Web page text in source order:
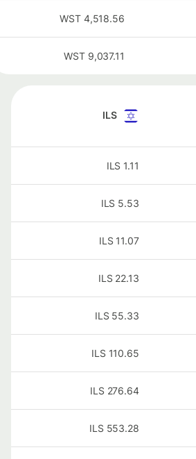
4,518.56
WST
9,037.11
WST
ILS
1.11
ILS
5.53
ILS
11.07
ILS
22.13
ILS
55.33
ILS
110.65
ILS
276.64
ILS
553.28
ILS